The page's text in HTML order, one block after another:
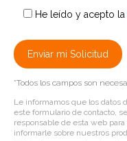
He leído y acepto la
*Todos los campos son
Le informamos que los datos
este formulario de contacto,
responsable de esta web
informarle sobre nuestros